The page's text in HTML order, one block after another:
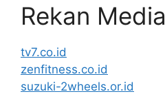
Rekan Media
tv7.co.id
zenfitness.co.id
suzuki-2wheels.or.id